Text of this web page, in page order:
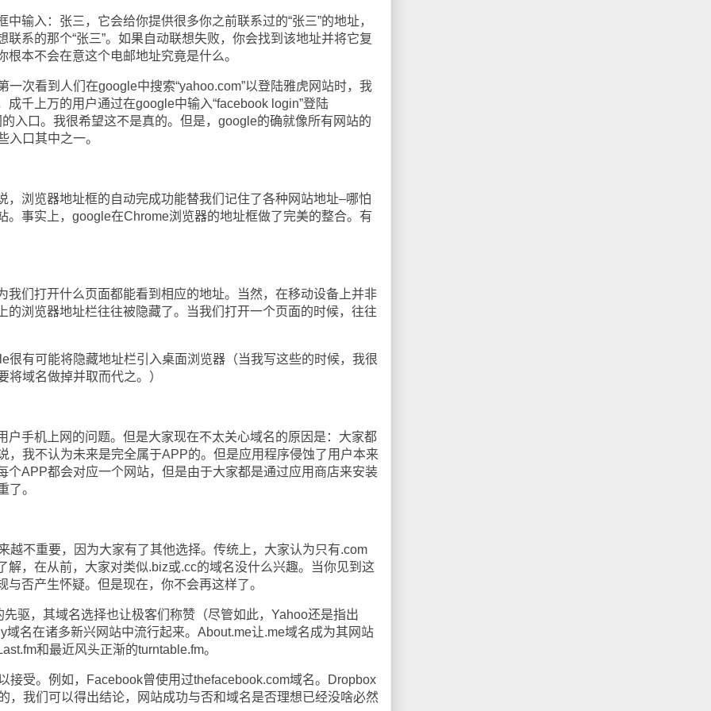
入：张三，它会给你提供很多你之前联系过的“张三”的地址，
系的那个“张三”。如果自动联想失败，你会找到该地址并将它复
本不会在意这个电邮地址究竟是什么。
看到人们在google中搜索“yahoo.com”以登陆雅虎网站时，我
成千上万的用户通过在google中输入“facebook login”登陆
入口。我很希望这不是真的。但是，google的确就像所有网站的
入口其中之一。
览器地址框的自动完成功能替我们记住了各种网站地址–哪怕
。事实上，google在Chrome浏览器的地址框做了完美的整合。有
打开什么页面都能看到相应的地址。当然，在移动设备上并非
的浏览器地址栏往往被隐藏了。当我们打开一个页面的时候，往往
可能将隐藏地址栏引入桌面浏览器（当我写这些的时候，我很
域名做掉并取而代之。）
机上网的问题。但是大家现在不太关心域名的原因是：大家都
，我不认为未来是完全属于APP的。但是应用程序侵蚀了用户本来
个APP都会对应一个网站，但是由于大家都是通过应用商店来安装
了。
重要，因为大家有了其他选择。传统上，大家认为只有.com
解，在从前，大家对类似.biz或.cc的域名没什么兴趣。当你见到这
否产生怀疑。但是现在，你不会再这样了。
，其域名选择也让极客们称赞（尽管如此，Yahoo还是指出
名在诸多新兴网站中流行起来。About.me让.me域名成为其网站
和最近风头正渐的turntable.fm。
受。例如，Facebook曾使用过thefacebook.com域名。Dropbox
，我们可以得出结论，网站成功与否和域名是否理想已经没啥必然